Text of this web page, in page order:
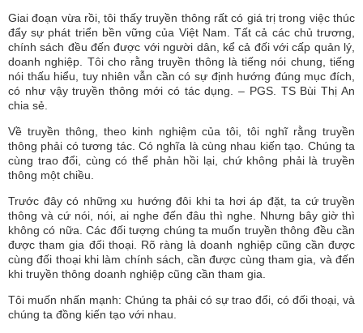
Giai đoạn vừa rồi, tôi thấy truyền thông rất có giá trị trong việc thúc
đẩy sự phát triển bền vững của Việt Nam. Tất cả các chủ trương,
chính sách đều đến được với người dân, kể cả đối với cấp quản lý,
doanh nghiệp. Tôi cho rằng truyền thông là tiếng nói chung, tiếng
nói thấu hiểu, tuy nhiên vẫn cần có sự định hướng đúng mục đích,
có như vậy truyền thông mới có tác dụng. – PGS. TS Bùi Thị An
chia sẻ.
Về truyền thông, theo kinh nghiệm của tôi, tôi nghĩ rằng truyền
thông phải có tương tác. Có nghĩa là cùng nhau kiến tạo. Chúng ta
cùng trao đổi, cùng có thể phản hồi lại, chứ không phải là truyền
thông một chiều.
Trước đây có những xu hướng đôi khi ta hơi áp đặt, ta cứ truyền
thông và cứ nói, nói, ai nghe đến đâu thì nghe. Nhưng bây giờ thì
không có nữa. Các đối tượng chúng ta muốn truyền thông đều cần
được tham gia đối thoại. Rõ ràng là doanh nghiệp cũng cần được
cùng đối thoại khi làm chính sách, cần được cùng tham gia, và đến
khi truyền thông doanh nghiệp cũng cần tham gia.
Tôi muốn nhấn mạnh: Chúng ta phải có sự trao đổi, có đối thoại, và
chúng ta đồng kiến tạo với nhau.